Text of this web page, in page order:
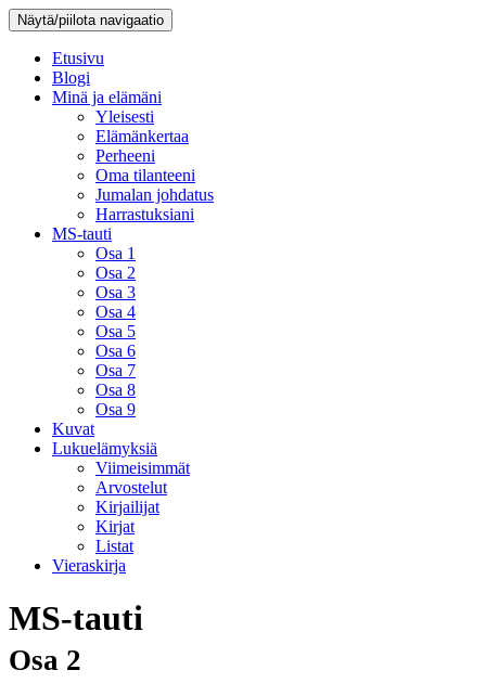
Näytä/piilota navigaatio
Etusivu
Blogi
Minä ja elämäni
Yleisesti
Elämänkertaa
Perheeni
Oma tilanteeni
Jumalan johdatus
Harrastuksiani
MS-tauti
Osa 1
Osa 2
Osa 3
Osa 4
Osa 5
Osa 6
Osa 7
Osa 8
Osa 9
Kuvat
Lukuelämyksiä
Viimeisimmät
Arvostelut
Kirjailijat
Kirjat
Listat
Vieraskirja
MS-tauti
Osa 2